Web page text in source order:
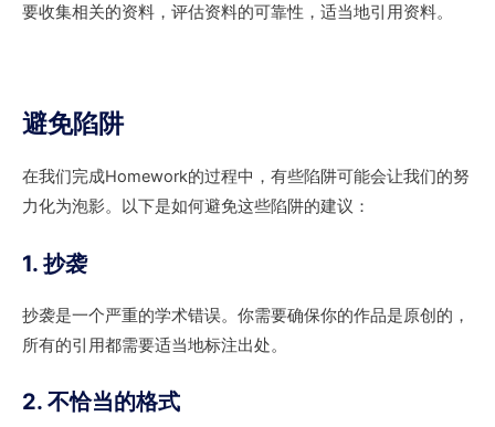
要收集相关的资料，评估资料的可靠性，适当地引用资料。
避免陷阱
在我们完成Homework的过程中，有些陷阱可能会让我们的努
力化为泡影。以下是如何避免这些陷阱的建议：
1. 抄袭
抄袭是一个严重的学术错误。你需要确保你的作品是原创的，
所有的引用都需要适当地标注出处。
2. 不恰当的格式